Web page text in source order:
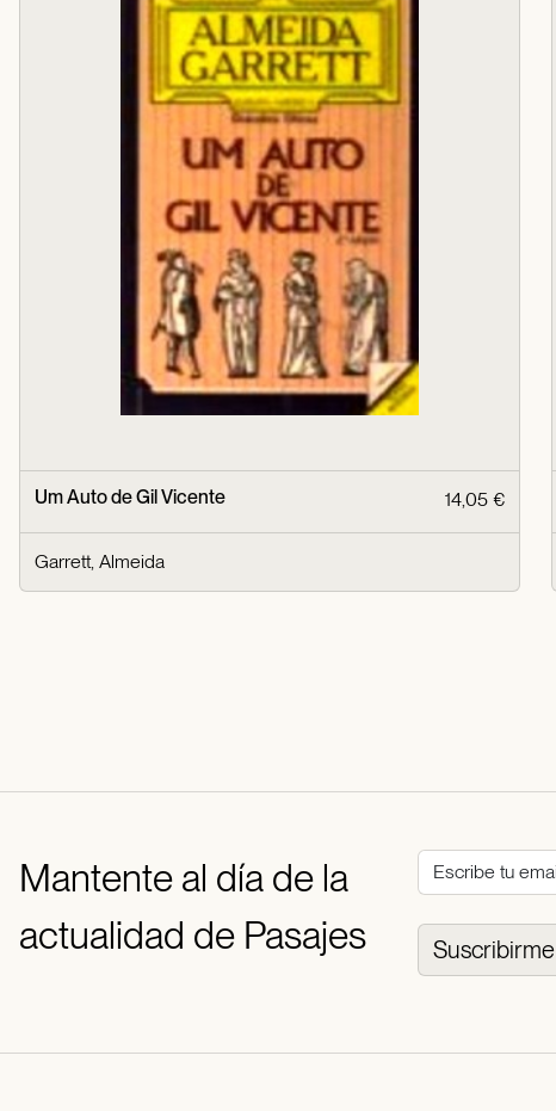
Um Auto de Gil Vicente 14,05 €
Garrett, Almeida
Mantente al día de la
actualidad de Pasajes
Suscribirme